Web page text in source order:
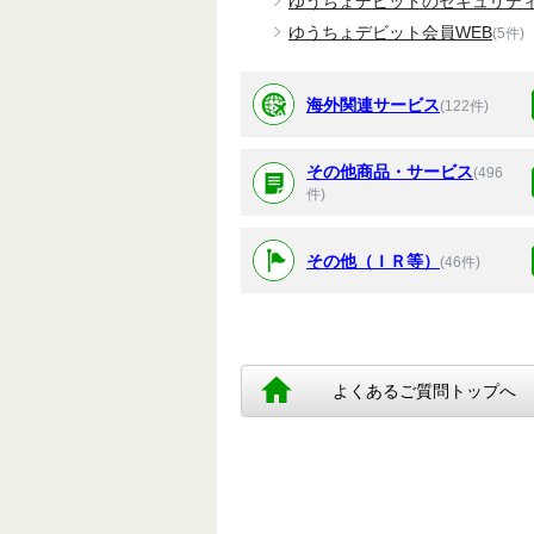
ゆうちょデビット会員WEB(5件)
海外関連サービス(122件)
その他商品・サービス(496
件)
その他（ＩＲ等） (46件)
よくあるご質問トップへ